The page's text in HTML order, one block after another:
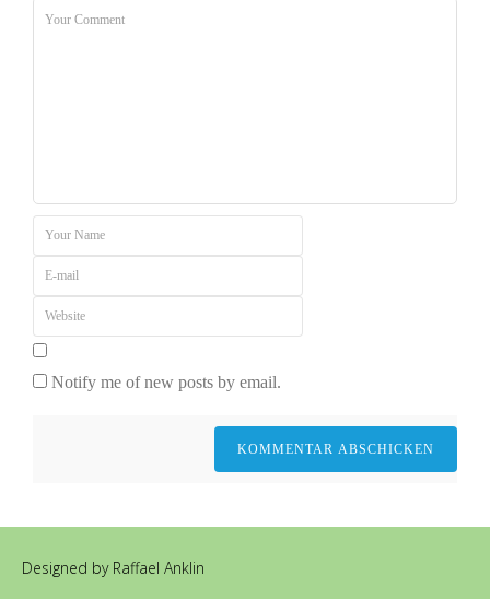
Notify me of new posts by email.
Designed by Raffael Anklin